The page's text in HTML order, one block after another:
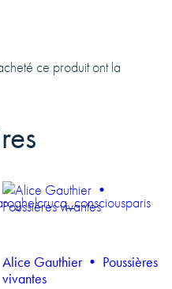
ce produit ont la
Alice Gauthier • Poussières
vivantes